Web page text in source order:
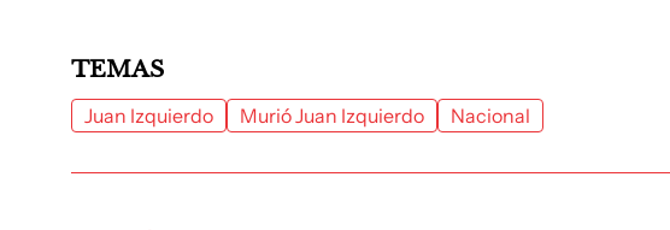
TEMAS
Juan Izquierdo Murió Juan Izquierdo Nacional